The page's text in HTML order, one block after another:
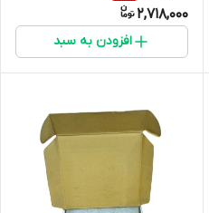
2,718,000
افزودن به سبد